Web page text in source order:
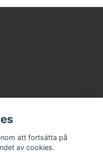
Org.nr: 556671-0470
Prenumerera
att fortsätta på
av cookies.